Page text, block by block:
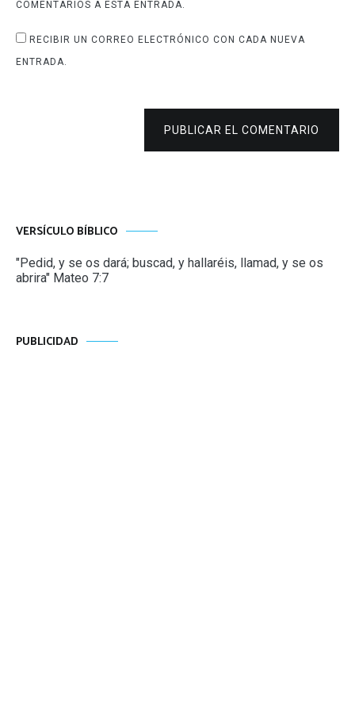
COMENTARIOS A ESTA ENTRADA.
RECIBIR UN CORREO ELECTRÓNICO CON CADA NUEVA
ENTRADA.
PUBLICAR EL COMENTARIO
VERSÍCULO BÍBLICO
"Pedid, y se os dará; buscad, y hallaréis, llamad, y se os
abrira" Mateo 7:7
PUBLICIDAD